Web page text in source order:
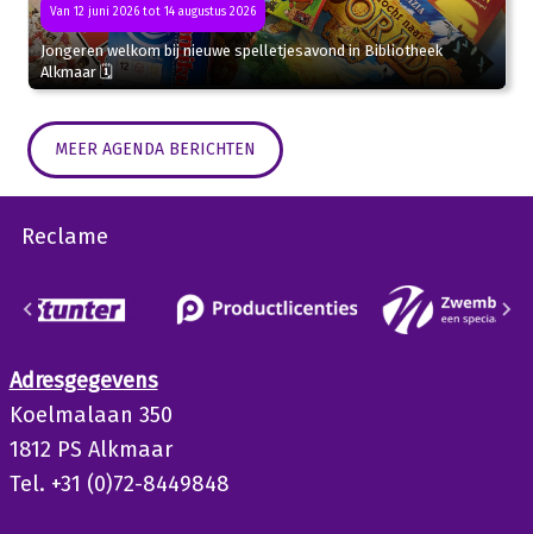
Van 12 juni 2026 tot 14 augustus 2026
Jongeren welkom bij nieuwe spelletjesavond in Bibliotheek
Alkmaar 🗓
MEER AGENDA BERICHTEN
Reclame
Adresgegevens
Koelmalaan 350
1812 PS Alkmaar
Tel. +31 (0)72-8449848